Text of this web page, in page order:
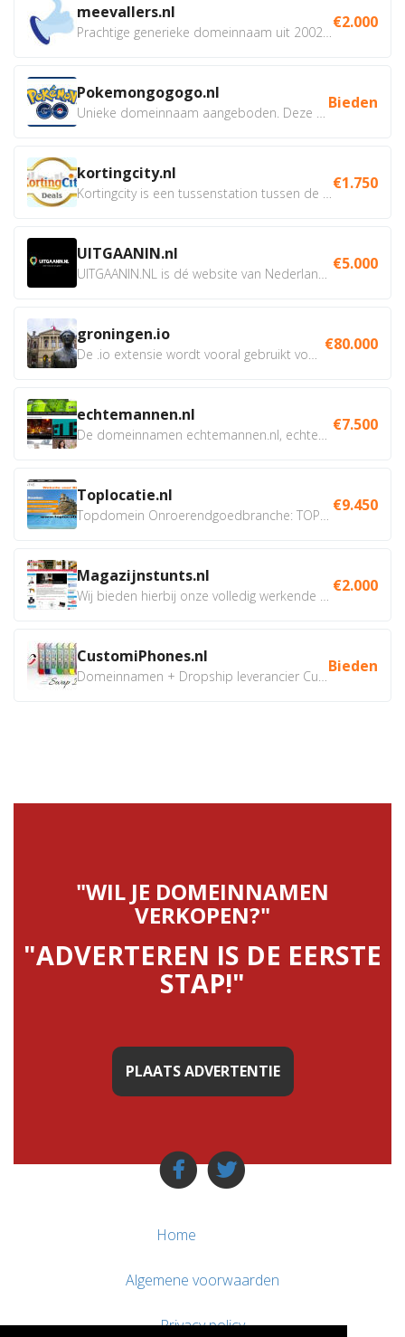
meevallers.nl €2.000
Pokemongogogo.nl Bieden
kortingcity.nl €1.750
UITGAANIN.nl €5.000
groningen.io €80.000
echtemannen.nl €7.500
Toplocatie.nl €9.450
Magazijnstunts.nl €2.000
CustomiPhones.nl Bieden
"WIL JE DOMEINNAMEN
VERKOPEN?"
"ADVERTEREN IS DE EERSTE
STAP!"
PLAATS ADVERTENTIE
Home
Algemene voorwaarden
Privacy policy